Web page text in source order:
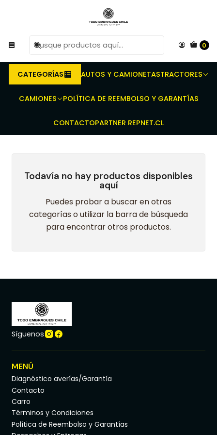
0
CATEGORÍAS AUTOS Y CAMIONETASTRACTORES
CAMIONES POLÍTICA DE REEMBOLSO Y GARANTÍAS
CONTACTOPARTNER REPNET.CL
Compra antes de las 10 AM de Lunes a Viernes y
entregaremos al transporte en un máximo de 24 hrs hábiles.
Inicio
Rodamientos - Kit completo
XZU 6.5
Todavía no hay productos disponibles
aquí
Puedes probar a buscar en otras
categorías o utilizar la barra de búsqueda
para encontrar otros productos.
Síguenos
MENÚ
Diagnóstico averías/Garantía
Contacto
Carro
Términos y Condiciones
Política de Reembolso y Garantías